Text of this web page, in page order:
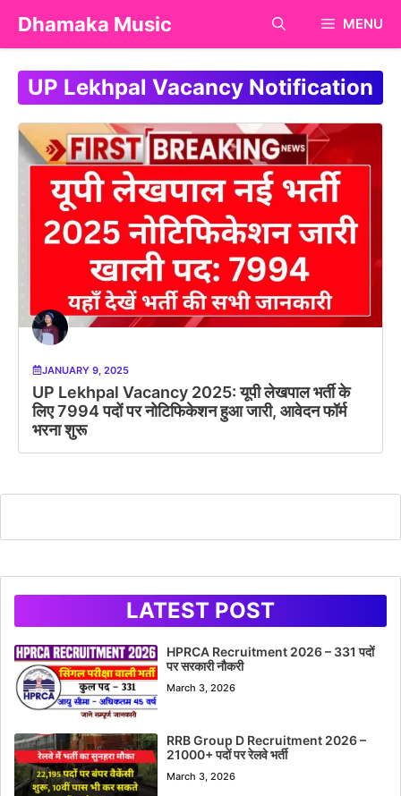
Skip
content
Dhamaka Music MENU
UP Lekhpal Vacancy Notification
JANUARY 9, 2025
UP Lekhpal Vacancy 2025: यूपी लेखपाल भर्ती के
लिए 7994 पदों पर नोटिफिकेशन हुआ जारी, आवेदन फॉर्म
भरना शुरू
LATEST POST
HPRCA Recruitment 2026 – 331 पदों
पर सरकारी नौकरी
March 3, 2026
RRB Group D Recruitment 2026 –
21000+ पदों पर रेलवे भर्ती
March 3, 2026